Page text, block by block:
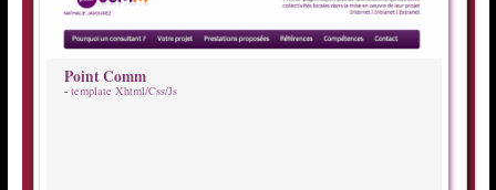
Point Comm
-template Xhtml/Css/Js